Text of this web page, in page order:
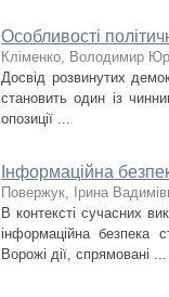
Особливості
Кліменко, Володимир
Досвід розвинутих
становить один із
опозиції ...
Інформаційна
Повержук, Ірина
В контексті сучасних
інформаційна безпека
Ворожі дії, спрямовані ...